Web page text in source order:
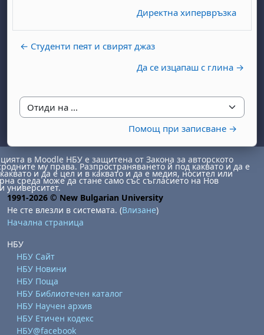
Директна хипервръзка
← Студенти пеят и свирят джаз
Да се изцапаш с глина →
Отиди на ...
Помощ при записване →
1 август
неделя, 2 август
6 август
август8 август
неделя, 9 август
август
август
15 август
неделя, 16 август
август
август
29 август
неделя, 30 август
в Moodle НБУ е защитена от Закона за авторското
му права. Разпространяването й под каквато и да е
и да е цел и в каквато и да е медия, носител или
среда може да стане само със съгласието на Нов
университет.
1991-2026 © New Bulgarian University
Не сте влезли в системата. (Влизане)
Начална страница
НБУ
НБУ Сайт
НБУ Новини
НБУ Поща
НБУ Библиотечен каталог
НБУ Научен архив
НБУ Етичен кодекс
НБУ@facebook